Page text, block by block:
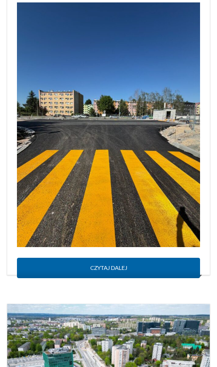
CZYTAJ DALEJ